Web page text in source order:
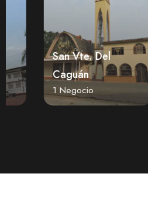
San Vte. Del
Caguán
1 Negocio